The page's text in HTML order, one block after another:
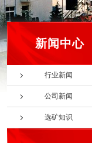
新闻中心
行业新闻
公司新闻
选矿知识